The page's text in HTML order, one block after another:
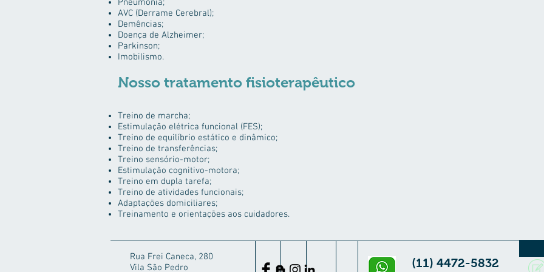
Pneumonia;
AVC (Derrame Cerebral);
Demências;
Doença de Alzheimer;
Parkinson;
Imobilismo.
Nosso tratamento fisioterapêutico
Treino de marcha;
Estimulação elétrica funcional (FES);
Treino de equilíbrio estático e dinâmico;
Treino de transferências;
Treino sensório-motor;
Estimulação cognitivo-motora;
Treino em dupla tarefa;
Treino de atividades funcionais;
Adaptações domiciliares;
Treinamento e orientações aos cuidadores.
Rua Frei Caneca, 280
Vila São Pedro
(11) 4472-5832